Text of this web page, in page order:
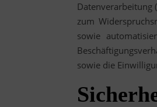
Datenverarbeitung
zum
sowie
sowie die